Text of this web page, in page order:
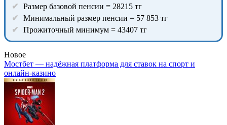
Размер базовой пенсии = 28215 тг
Минимальный размер пенсии = 57 853 тг
Прожиточный минимум = 43407 тг
Новое
Мостбет — надёжная платформа для ставок на спорт и
онлайн-казино